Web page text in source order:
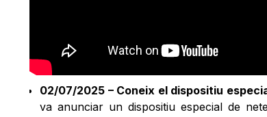
02/07/2025 – Coneix el dispositiu
va anunciar un dispositiu especial de